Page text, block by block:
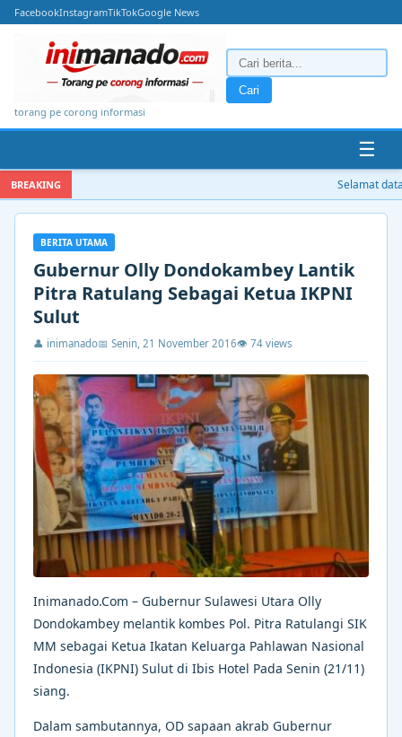
FacebookInstagramTikTokGoogle News
torang pe corong informasi
Cari
☰
BREAKING Selamat
BERITA UTAMA
Gubernur Olly Dondokambey Lantik
Pitra Ratulang Sebagai Ketua IKPNI
Sulut
👤 inimanado📅 Senin, 21 November 2016👁 74 views
Inimanado.Com – Gubernur Sulawesi Utara Olly
Dondokambey melantik kombes Pol. Pitra Ratulangi SIK
MM sebagai Ketua Ikatan Keluarga Pahlawan Nasional
Indonesia (IKPNI) Sulut di Ibis Hotel Pada Senin (21/11)
siang.
Dalam sambutannya, OD sapaan akrab Gubernur